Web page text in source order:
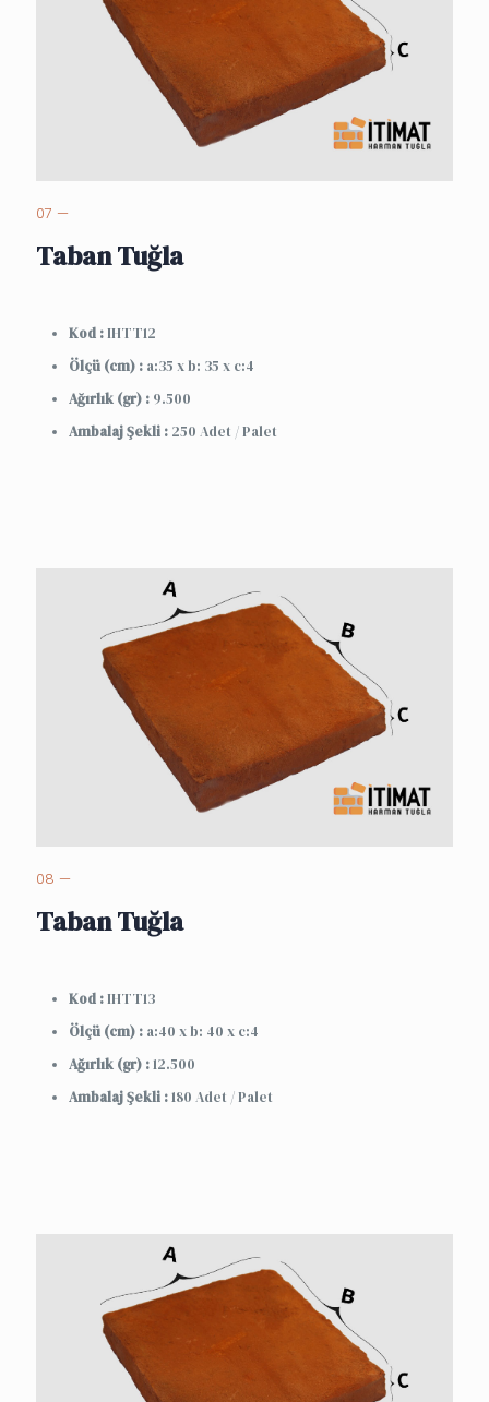
07 —
Taban Tuğla
Kod :IHTT12
Ölçü (cm) : a:35 x b: 35 x c:4
Ağırlık (gr) : 9.500
Ambalaj Şekli : 250 Adet / Palet
08 —
Taban Tuğla
Kod :IHTT13
Ölçü (cm) : a:40 x b: 40 x c:4
Ağırlık (gr) :12.500
Ambalaj Şekli :180 Adet / Palet